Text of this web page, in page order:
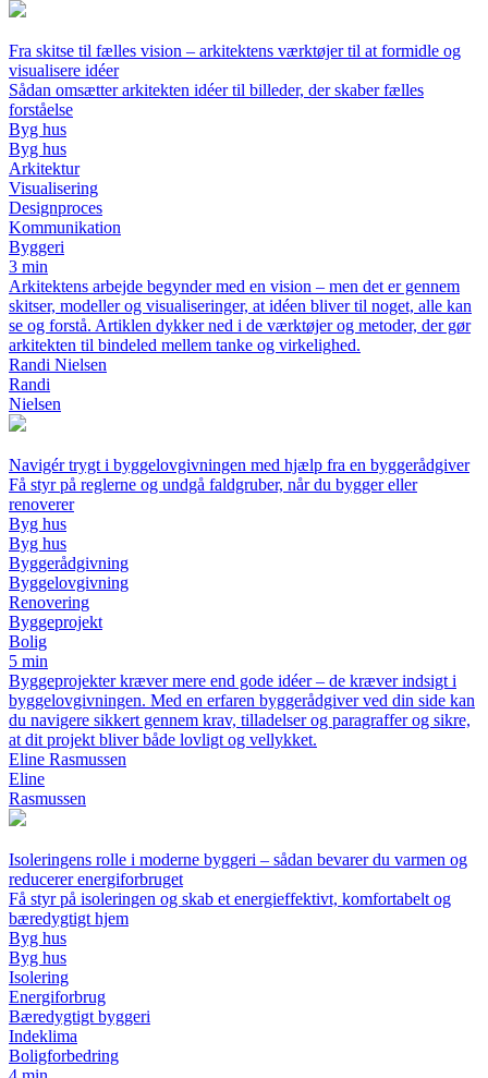
Fra skitse til fælles vision – arkitektens værktøjer til at formidle og
visualisere idéer
Sådan omsætter arkitekten idéer til billeder, der skaber fælles
forståelse
Byg hus
Byg hus
Arkitektur
Visualisering
Designproces
Kommunikation
Byggeri
3 min
Arkitektens arbejde begynder med en vision – men det er gennem
skitser, modeller og visualiseringer, at idéen bliver til noget, alle kan
se og forstå. Artiklen dykker ned i de værktøjer og metoder, der gør
arkitekten til bindeled mellem tanke og virkelighed.
Randi Nielsen
Randi
Nielsen
Navigér trygt i byggelovgivningen med hjælp fra en byggerådgiver
Få styr på reglerne og undgå faldgruber, når du bygger eller
renoverer
Byg hus
Byg hus
Byggerådgivning
Byggelovgivning
Renovering
Byggeprojekt
Bolig
5 min
Byggeprojekter kræver mere end gode idéer – de kræver indsigt i
byggelovgivningen. Med en erfaren byggerådgiver ved din side kan
du navigere sikkert gennem krav, tilladelser og paragraffer og sikre,
at dit projekt bliver både lovligt og vellykket.
Eline Rasmussen
Eline
Rasmussen
Isoleringens rolle i moderne byggeri – sådan bevarer du varmen og
reducerer energiforbruget
Få styr på isoleringen og skab et energieffektivt, komfortabelt og
bæredygtigt hjem
Byg hus
Byg hus
Isolering
Energiforbrug
Bæredygtigt byggeri
Indeklima
Boligforbedring